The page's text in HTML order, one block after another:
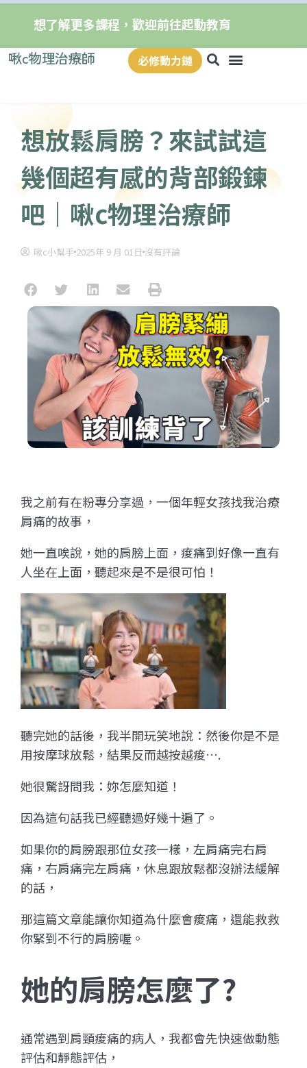
想了解更多課程，歡迎前往起動教育
啾c物理治療師 必修動力鏈
想放鬆肩膀？來試試這
幾個超有感的背部鍛鍊
吧｜啾c物理治療師
啾c小幫手 2025年 9 月 01日 沒有評論
我之前有在粉專分享過，一個年輕女孩找我治療
肩痛的故事，
她一直唉說，她的肩膀上面，痠痛到好像一直有
人坐在上面，聽起來是不是很可怕！
聽完她的話後，我半開玩笑地說：然後你是不是
用按摩球放鬆，結果反而越按越痠….
她很驚訝問我：妳怎麼知道！
因為這句話我已經聽過好幾十遍了。
如果你的肩膀跟那位女孩一樣，左肩痛完右肩
痛，右肩痛完左肩痛，休息跟放鬆都沒辦法緩解
的話，
那這篇文章能讓你知道為什麼會痠痛，還能救救
你緊到不行的肩膀喔。
她的肩膀怎麼了?
通常遇到肩頸痠痛的病人，我都會先快速做動態
評估和靜態評估，